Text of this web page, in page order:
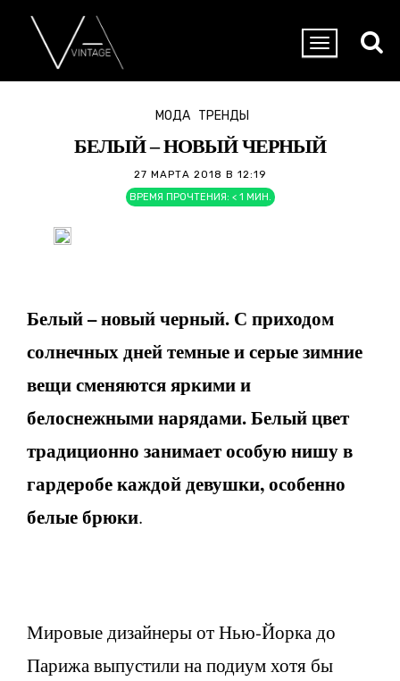
МОДА ТРЕНДЫ
БЕЛЫЙ – НОВЫЙ ЧЕРНЫЙ
27 МАРТА 2018 В 12:19
ВРЕМЯ ПРОЧТЕНИЯ: < 1 МИН.
Белый – новый черный. С приходом
солнечных дней темные и серые зимние
вещи сменяются яркими и
белоснежными нарядами. Белый цвет
традиционно занимает особую нишу в
гардеробе каждой девушки, особенно
белые брюки.
Мировые дизайнеры от Нью-Йорка до
Парижа выпустили на подиум хотя бы